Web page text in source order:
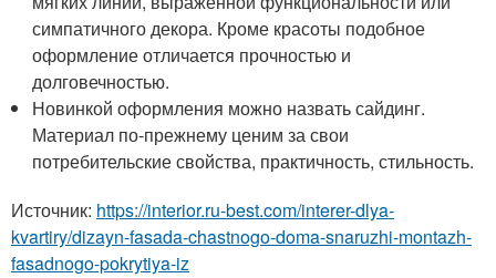
симпатичного декора. Кроме красоты подобное
оформление отличается прочностью и
долговечностью.
Новинкой оформления можно назвать сайдинг.
Материал по-прежнему ценим за свои
потребительские свойства, практичность, стильность.
Источник: https://interior.ru-best.com/interer-dlya-
kvartiry/dizayn-fasada-chastnogo-doma-snaruzhi-montazh-
fasadnogo-pokrytiya-iz